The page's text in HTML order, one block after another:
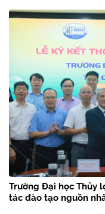
Trường Đại học Thủy
tác đào tạo nguồn